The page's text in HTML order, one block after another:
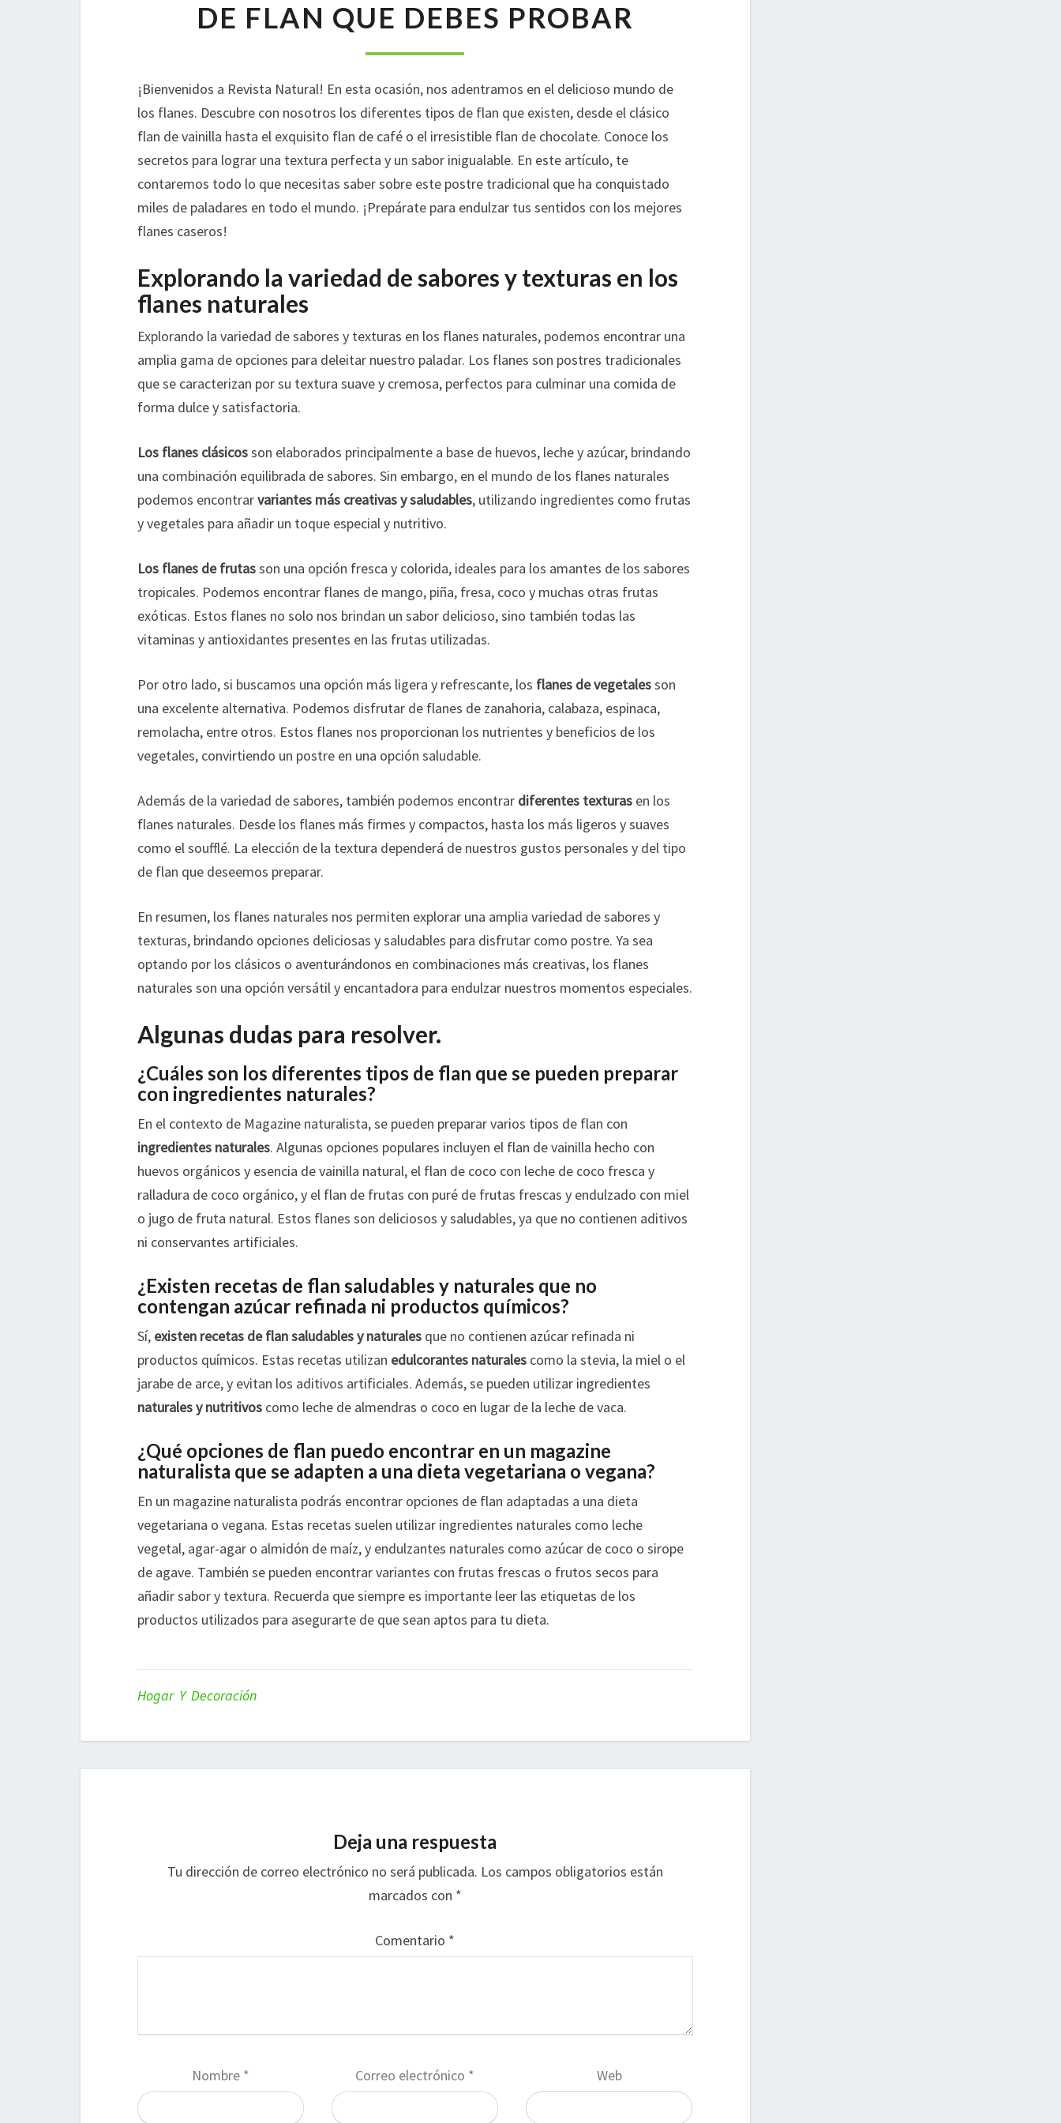
DELICIOSOS
TIPOS
QUE
DEBES
PROBAR
DE FLAN QUE DEBES PROBAR
¡Bienvenidos a Revista Natural! En esta ocasión, nos adentramos en el delicioso mundo de
los flanes. Descubre con nosotros los diferentes tipos de flan que existen, desde el clásico
flan de vainilla hasta el exquisito flan de café o el irresistible flan de chocolate. Conoce los
secretos para lograr una textura perfecta y un sabor inigualable. En este artículo, te
contaremos todo lo que necesitas saber sobre este postre tradicional que ha conquistado
miles de paladares en todo el mundo. ¡Prepárate para endulzar tus sentidos con los mejores
flanes caseros!
Explorando la variedad de sabores y texturas en los
flanes naturales
Explorando la variedad de sabores y texturas en los flanes naturales, podemos encontrar una
amplia gama de opciones para deleitar nuestro paladar. Los flanes son postres tradicionales
que se caracterizan por su textura suave y cremosa, perfectos para culminar una comida de
forma dulce y satisfactoria.
Los flanes clásicosson elaborados principalmente a base de huevos, leche y azúcar, brindando
una combinación equilibrada de sabores. Sin embargo, en el mundo de los flanes naturales
podemos encontrarvariantes más creativas y saludables, utilizando ingredientes como frutas
y vegetales para añadir un toque especial y nutritivo.
Los flanes de frutasson una opción fresca y colorida, ideales para los amantes de los sabores
tropicales. Podemos encontrar flanes de mango, piña, fresa, coco y muchas otras frutas
exóticas. Estos flanes no solo nos brindan un sabor delicioso, sino también todas las
vitaminas y antioxidantes presentes en las frutas utilizadas.
Por otro lado, si buscamos una opción más ligera y refrescante, los flanes de vegetalesson
una excelente alternativa. Podemos disfrutar de flanes de zanahoria, calabaza, espinaca,
remolacha, entre otros. Estos flanes nos proporcionan los nutrientes y beneficios de los
vegetales, convirtiendo un postre en una opción saludable.
Además de la variedad de sabores, también podemos encontrar diferentes texturas en los
flanes naturales. Desde los flanes más firmes y compactos, hasta los más ligeros y suaves
como el soufflé. La elección de la textura dependerá de nuestros gustos personales y del tipo
de flan que deseemos preparar.
En resumen, los flanes naturales nos permiten explorar una amplia variedad de sabores y
texturas, brindando opciones deliciosas y saludables para disfrutar como postre. Ya sea
optando por los clásicos o aventurándonos en combinaciones más creativas, los flanes
naturales son una opción versátil y encantadora para endulzar nuestros momentos especiales.
Algunas dudas para resolver.
¿Cuáles son los diferentes tipos de flan que se pueden preparar
con ingredientes naturales?
En el contexto de Magazine naturalista, se pueden preparar varios tipos de flan con
ingredientes naturales. Algunas opciones populares incluyen el flan de vainilla hecho con
huevos orgánicos y esencia de vainilla natural, el flan de coco con leche de coco fresca y
ralladura de coco orgánico, y el flan de frutas con puré de frutas frescas y endulzado con miel
o jugo de fruta natural. Estos flanes son deliciosos y saludables, ya que no contienen aditivos
ni conservantes artificiales.
¿Existen recetas de flan saludables y naturales que no
contengan azúcar refinada ni productos químicos?
Sí, existen recetas de flan saludables y naturales que no contienen azúcar refinada ni
productos químicos. Estas recetas utilizan edulcorantes naturales como la stevia, la miel o el
jarabe de arce, y evitan los aditivos artificiales. Además, se pueden utilizar ingredientes
naturales y nutritivos como leche de almendras o coco en lugar de la leche de vaca.
¿Qué opciones de flan puedo encontrar en un magazine
naturalista que se adapten a una dieta vegetariana o vegana?
En un magazine naturalista podrás encontrar opciones de flan adaptadas a una dieta
vegetariana o vegana. Estas recetas suelen utilizar ingredientes naturales como leche
vegetal, agar-agar o almidón de maíz, y endulzantes naturales como azúcar de coco o sirope
de agave. También se pueden encontrar variantes con frutas frescas o frutos secos para
añadir sabor y textura. Recuerda que siempre es importante leer las etiquetas de los
productos utilizados para asegurarte de que sean aptos para tu dieta.
Hogar Y Decoración
Deja una respuesta
Tu dirección de correo electrónico no será publicada. Los campos obligatorios están
marcados con *
Comentario *
Nombre * Correo electrónico * Web